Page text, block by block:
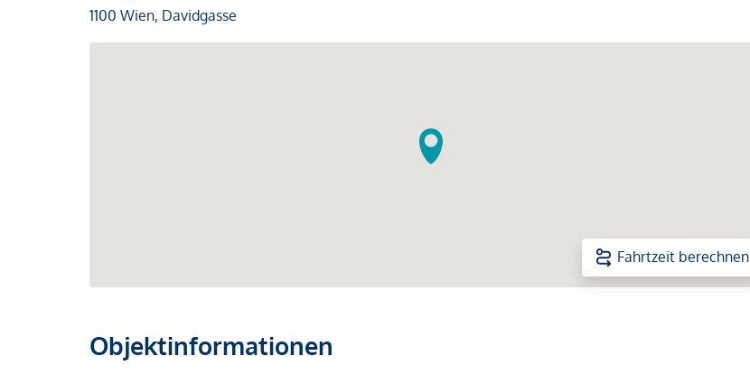
1100 Wien, Davidgasse
Fahrtzeit berechnen
Objektinformationen